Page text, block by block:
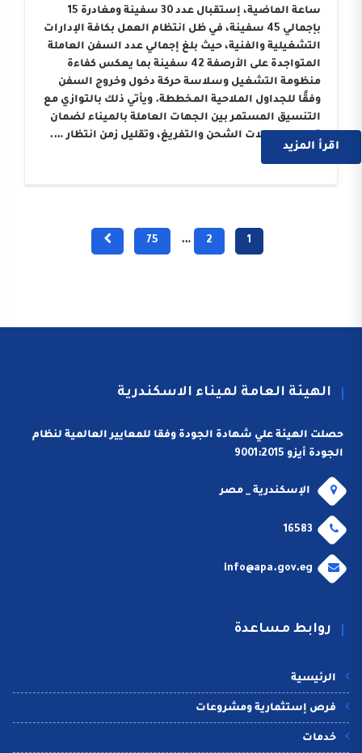
ساعة الماضية، إستقبال عدد 30 سفينة ومغادرة 15
بإجمالي 45 سفينة، في ظل انتظام العمل بكافة الإدارات
التشغيلية والفنية، حيث بلغ إجمالي عدد السفن العاملة
المتواجدة على الأرصفة 42 سفينة بما يعكس كفاءة
منظومة التشغيل وسلاسة حركة دخول وخروج السفن
وفقًا للجداول الملاحية المخططة. ويأتي ذلك بالتوازي مع
التنسيق المستمر بين الجهات العاملة بالميناء لضمان
تسريع معدلات الشحن والتفريغ، وتقليل زمن انتظار ….
اقرأ المزيد
1
2
…
75
الهيئة العامة لميناء الاسكندرية
حصلت الهيئة علي شهادة الجودة وفقا للمعايير العالمية لنظام
الجودة أيزو 9001:2015
الإسكندرية _ مصر
16583
info@apa.gov.eg
روابط مساعدة
الرئيسية
فرص إستثمارية ومشروعات
خدمات